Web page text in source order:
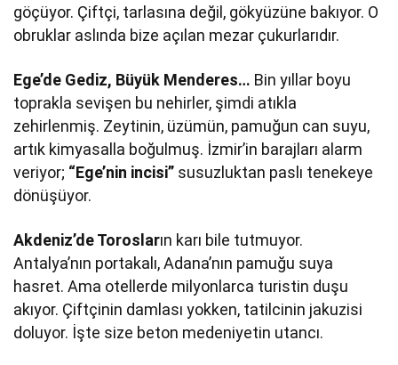
göçüyor. Çiftçi, tarlasına değil, gökyüzüne bakıyor. O
obruklar aslında bize açılan mezar çukurlarıdır.
Ege’de Gediz, Büyük Menderes… Bin yıllar boyu
toprakla sevişen bu nehirler, şimdi atıkla
zehirlenmiş. Zeytinin, üzümün, pamuğun can suyu,
artık kimyasalla boğulmuş. İzmir’in barajları alarm
veriyor; “Ege’nin incisi” susuzluktan paslı tenekeye
dönüşüyor.
Akdeniz’de Torosların karı bile tutmuyor.
Antalya’nın portakalı, Adana’nın pamuğu suya
hasret. Ama otellerde milyonlarca turistin duşu
akıyor. Çiftçinin damlası yokken, tatilcinin jakuzisi
doluyor. İşte size beton medeniyetin utancı.